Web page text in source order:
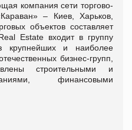
компания сети торгово-
– Киев, Харьков,
объектов составляет
Estate входит в группу
и наиболее
бизнес-групп,
строительными и
финансовыми